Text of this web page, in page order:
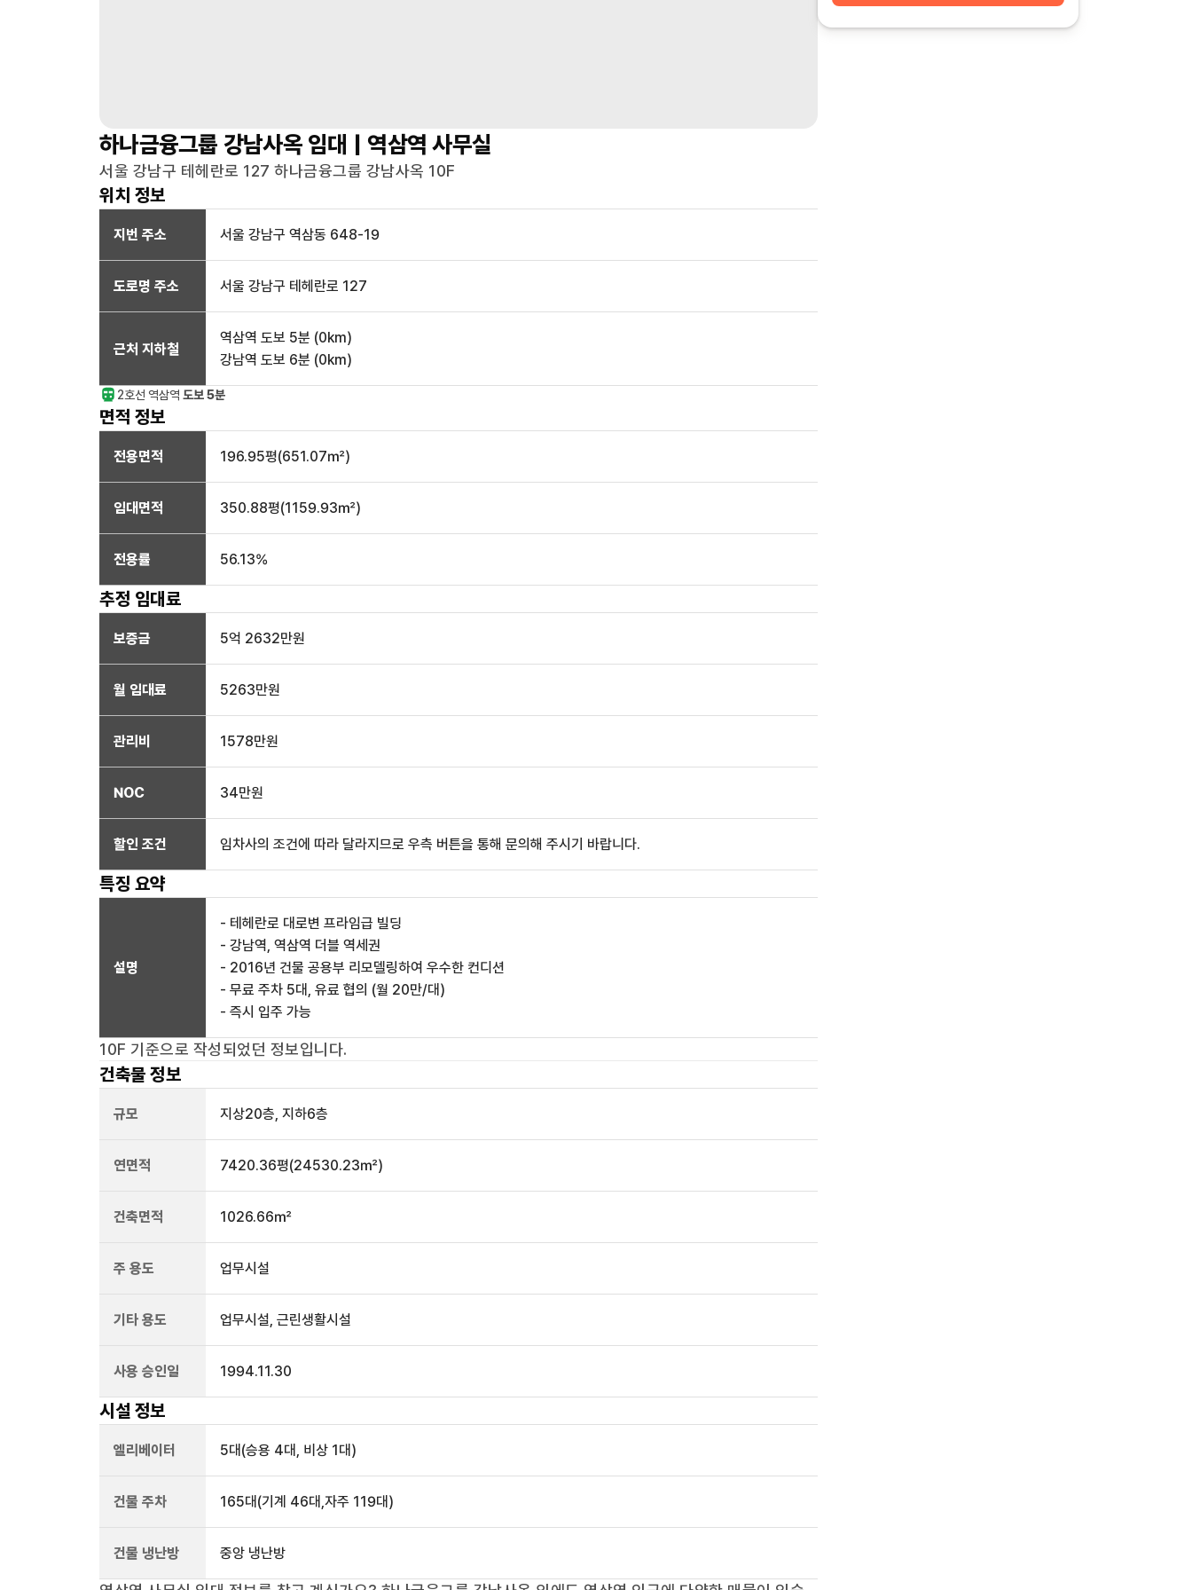
하나금융그룹 강남사옥임대 | 역삼역 사무실
서울 강남구 테헤란로 127 하나금융그룹 강남사옥 10F
위치 정보
지번 주소 서울 강남구 역삼동 648-19
도로명 주소 서울 강남구 테헤란로 127
근처 지하철
역삼역 도보 5분 (0km)
강남역 도보 6분 (0km)
2호선 역삼역 도보 5분
면적 정보
전용면적 196.95평(651.07㎡)
임대면적 350.88평(1159.93㎡)
전용률 56.13%
추정 임대료
보증금 5억 2632만원
월 임대료 5263만원
관리비 1578만원
NOC 34만원
할인 조건 임차사의 조건에 따라 달라지므로 우측 버튼을 통해 문의해 주시기 바랍니다.
특징 요약
설명
- 테헤란로 대로변 프라임급 빌딩
- 강남역, 역삼역 더블 역세권
- 2016년 건물 공용부 리모델링하여 우수한 컨디션
- 무료 주차 5대, 유료 협의 (월 20만/대)
- 즉시 입주 가능
10F 기준으로 작성되었던 정보입니다.
건축물 정보
규모 지상20층, 지하6층
연면적 7420.36평(24530.23㎡)
건축면적 1026.66㎡
주 용도 업무시설
기타 용도 업무시설, 근린생활시설
사용 승인일 1994.11.30
시설 정보
엘리베이터 5대 (승용 4대, 비상 1대)
건물 주차 165대 (기계 46대,자주 119대)
건물 냉난방 중앙 냉난방